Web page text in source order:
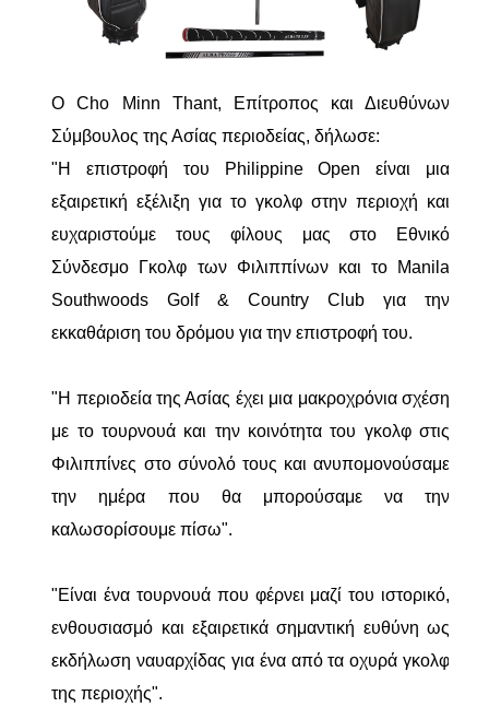
Ο Cho Minn Thant, Επίτροπος και Διευθύνων
Σύμβουλος της Ασίας περιοδείας, δήλωσε:
"Η επιστροφή του Philippine Open είναι μια
εξαιρετική εξέλιξη για το γκολφ στην περιοχή και
ευχαριστούμε τους φίλους μας στο Εθνικό
Σύνδεσμο Γκολφ των Φιλιππίνων και το Manila
Southwoods Golf & Country Club για την
εκκαθάριση του δρόμου για την επιστροφή του.
"Η περιοδεία της Ασίας έχει μια μακροχρόνια σχέση
με το τουρνουά και την κοινότητα του γκολφ στις
Φιλιππίνες στο σύνολό τους και ανυπομονούσαμε
την ημέρα που θα μπορούσαμε να την
καλωσορίσουμε πίσω".
"Είναι ένα τουρνουά που φέρνει μαζί του ιστορικό,
ενθουσιασμό και εξαιρετικά σημαντική ευθύνη ως
εκδήλωση ναυαρχίδας για ένα από τα οχυρά γκολφ
της περιοχής".